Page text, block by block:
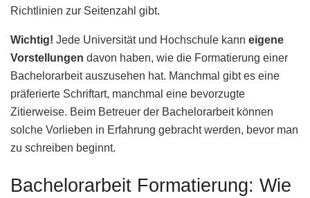
Richtlinien zur Seitenzahl gibt.
Wichtig! Jede Universität und Hochschule kann eigene
Vorstellungen davon haben, wie die Formatierung einer
Bachelorarbeit auszusehen hat. Manchmal gibt es eine
präferierte Schriftart, manchmal eine bevorzugte
Zitierweise. Beim Betreuer der Bachelorarbeit können
solche Vorlieben in Erfahrung gebracht werden, bevor man
zu schreiben beginnt.
Bachelorarbeit Formatierung: Wie